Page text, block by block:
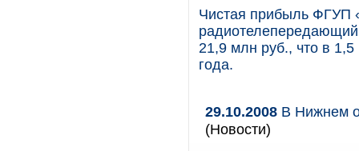
Чистая прибыль ФГУП
радиотелепередающий
21,9 млн руб., что в
года.
29.10.2008 В Нижнем
(Новости)